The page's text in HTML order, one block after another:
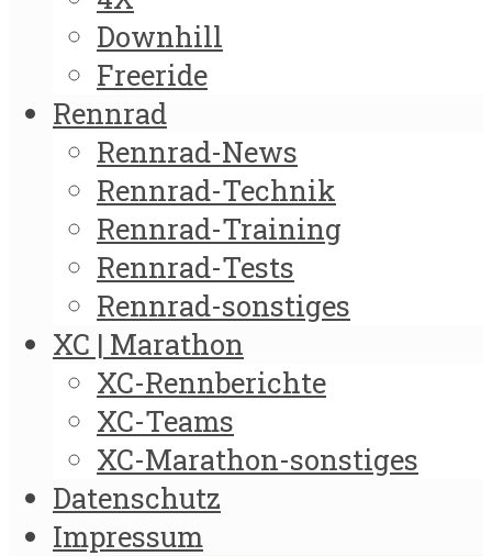
Downhill
Freeride
Rennrad
Rennrad-News
Rennrad-Technik
Rennrad-Training
Rennrad-Tests
Rennrad-sonstiges
XC | Marathon
XC-Rennberichte
XC-Teams
XC-Marathon-sonstiges
Datenschutz
Impressum